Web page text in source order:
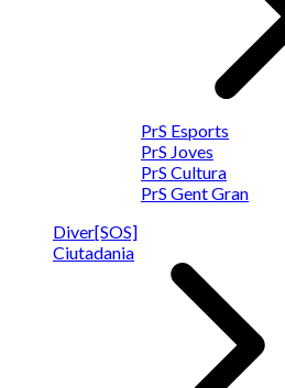
PrS Esports
PrS Joves
PrS Cultura
PrS Gent Gran
Diver[SOS]
Ciutadania